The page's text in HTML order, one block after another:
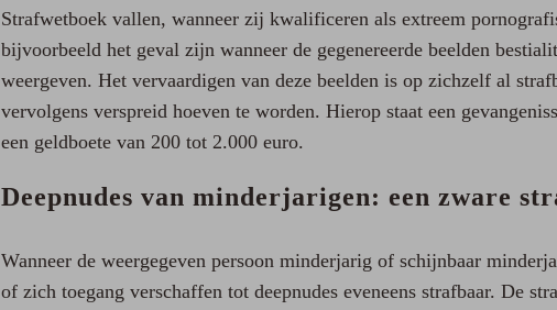
Strafwetboek vallen, wanneer zij kwalificeren als extreem
bijvoorbeeld het geval zijn wanneer de gegenereerde beelden
weergeven. Het vervaardigen van deze beelden is op zichzelf al
vervolgens verspreid hoeven te worden. Hierop staat een
een geldboete van 200 tot 2.000 euro.
Deepnudes van minderjarigen: een zware
Wanneer de weergegeven persoon minderjarig of schijnbaar
of zich toegang verschaffen tot deepnudes eveneens strafbaar. De